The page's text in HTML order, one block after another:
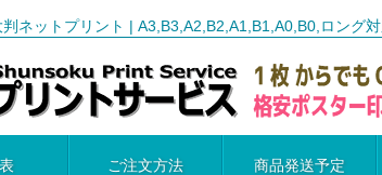
ネットプリント | A3,B3,A2,B2,A1,B1,A0,B0,ロング
ご注文方法 商品発送予定